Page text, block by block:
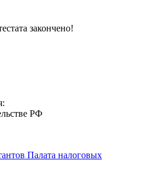
закончено!
РФ
Палата налоговых